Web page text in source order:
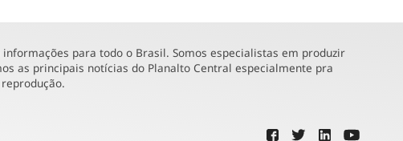
para todo o Brasil. Somos especialistas em produzir
as principais notícias do Planalto Central especialmente pra